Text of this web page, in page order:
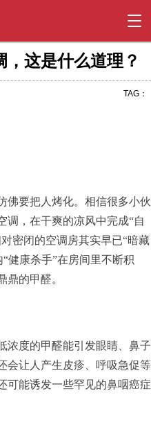
这是什么道理？
TAG：
佛要把人烤化。相信很多小伙
调，在干爽的凉风中完成“自
密闭的空调房其实早已“暗藏
健康杀手”在房间里不断积
鼎的甲醛。
浓度的甲醛能引发眼睛、鼻子
会让人产生皮疹、呼吸急促等
可能诱发一些罕见的鼻咽癌症